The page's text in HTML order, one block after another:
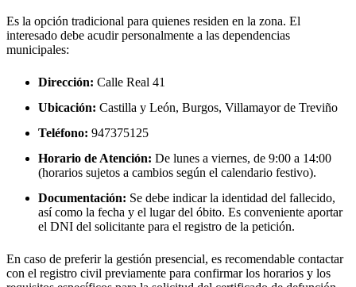
Es la opción tradicional para quienes residen en la zona. El
interesado debe acudir personalmente a las dependencias
municipales:
Dirección: Calle Real 41
Ubicación: Castilla y León, Burgos, Villamayor de Treviño
Teléfono: 947375125
Horario de Atención: De lunes a viernes, de 9:00 a 14:00
(horarios sujetos a cambios según el calendario festivo).
Documentación: Se debe indicar la identidad del fallecido,
así como la fecha y el lugar del óbito. Es conveniente aportar
el DNI del solicitante para el registro de la petición.
En caso de preferir la gestión presencial, es recomendable contactar
con el registro civil previamente para confirmar los horarios y los